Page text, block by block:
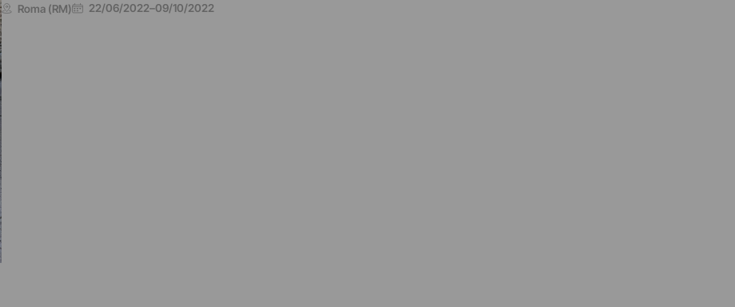
Roma (RM) 22/06/2022–09/10/2022